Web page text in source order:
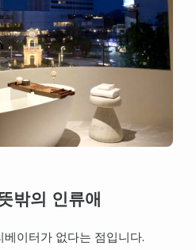
밖의 인류애
이터가 없다는 점입니다.